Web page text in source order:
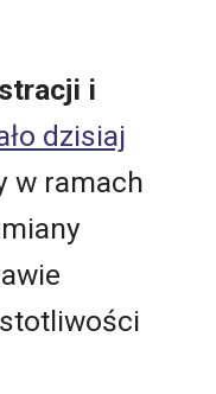
i
dzisiaj
w ramach